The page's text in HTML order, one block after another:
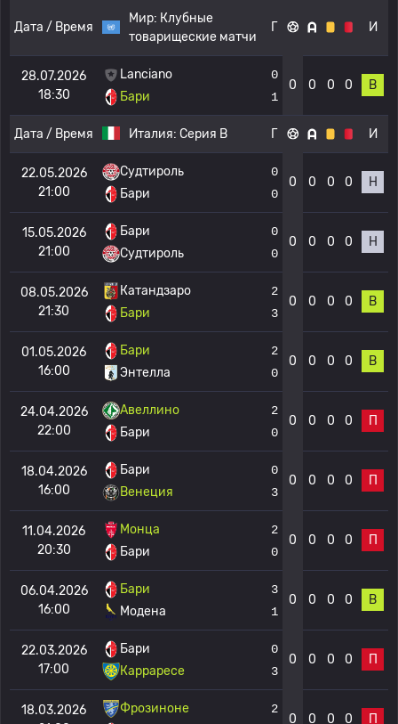
Дата / Время
Мир: Клубные
товарищеские матчи
Г И
28.07.2026
18:30
Lanciano
Бари
0
1
0 0 0 0 В
Дата / Время Италия: Серия B Г И
22.05.2026
21:00
Судтироль
Бари
0
0
0 0 0 0 Н
15.05.2026
21:00
Бари
Судтироль
0
0
0 0 0 0 Н
08.05.2026
21:30
Катандзаро
Бари
2
3
0 0 0 0 В
01.05.2026
16:00
Бари
Энтелла
2
0
0 0 0 0 В
24.04.2026
22:00
Авеллино
Бари
2
0
0 0 0 0 П
18.04.2026
16:00
Бари
Венеция
0
3
0 0 0 0 П
11.04.2026
20:30
Монца
Бари
2
0
0 0 0 0 П
06.04.2026
16:00
Бари
Модена
3
1
0 0 0 0 В
22.03.2026
17:00
Бари
Карраресе
0
3
0 0 0 0 П
18.03.2026
Фрозиноне
2
0 0 0 0 П